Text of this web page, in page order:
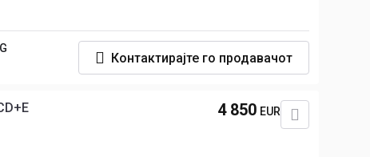
Контактирајте го продавачот
4 850 EUR